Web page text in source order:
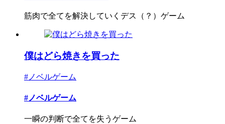
筋肉で全てを解決していくデス（？）ゲーム
僕はどら焼きを買った
#ノベルゲーム
#ノベルゲーム
一瞬の判断で全てを失うゲーム